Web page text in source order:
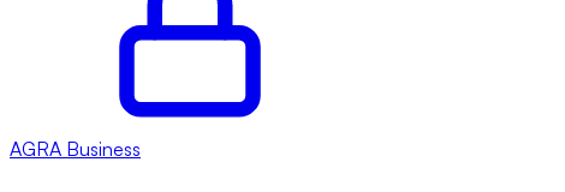
AGRA Business